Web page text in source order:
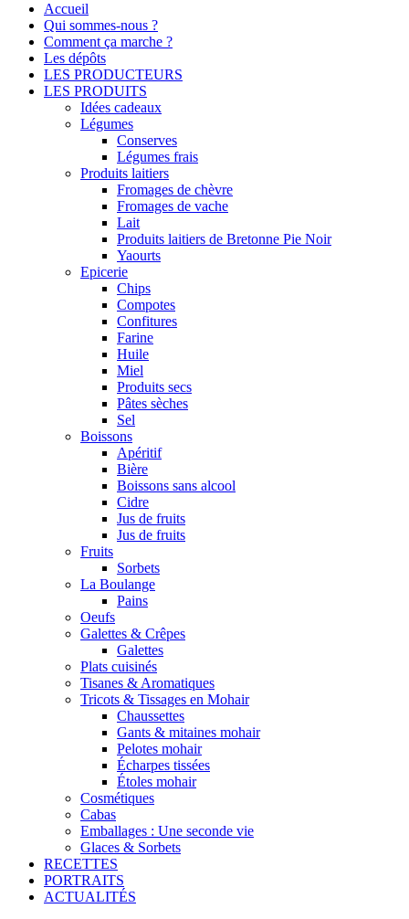
Accueil
Qui sommes-nous ?
Comment ça marche ?
Les dépôts
LES PRODUCTEURS
LES PRODUITS
Idées cadeaux
Légumes
Conserves
Légumes frais
Produits laitiers
Fromages de chèvre
Fromages de vache
Lait
Produits laitiers de Bretonne Pie Noir
Yaourts
Epicerie
Chips
Compotes
Confitures
Farine
Huile
Miel
Produits secs
Pâtes sèches
Sel
Boissons
Apéritif
Bière
Boissons sans alcool
Cidre
Jus de fruits
Jus de fruits
Fruits
Sorbets
La Boulange
Pains
Oeufs
Galettes & Crêpes
Galettes
Plats cuisinés
Tisanes & Aromatiques
Tricots & Tissages en Mohair
Chaussettes
Gants & mitaines mohair
Pelotes mohair
Écharpes tissées
Étoles mohair
Cosmétiques
Cabas
Emballages : Une seconde vie
Glaces & Sorbets
RECETTES
PORTRAITS
ACTUALITÉS